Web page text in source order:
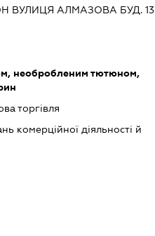
ВУЛИЦЯ АЛМАЗОВА БУД. 13
необробленим тютюном,
торгівля
комерційної діяльності й